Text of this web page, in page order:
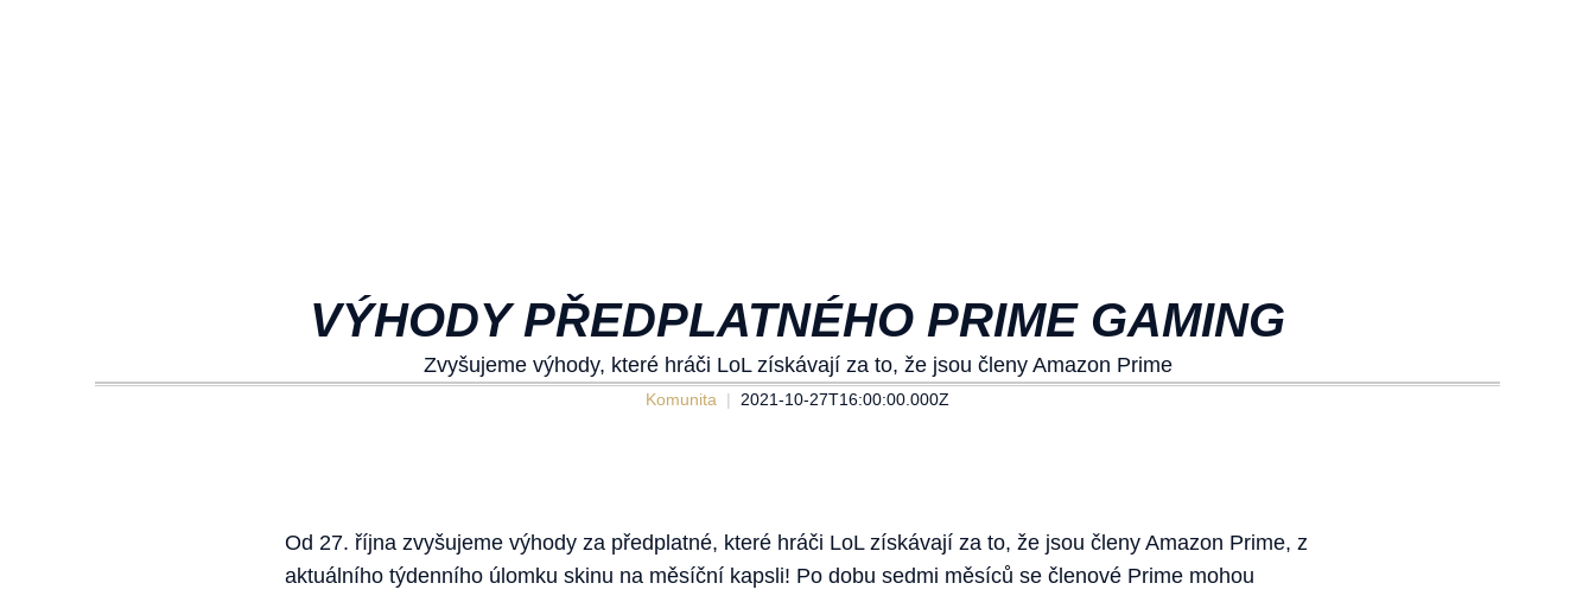
VÝHODY PŘEDPLATNÉHO PRIME GAMING
Zvyšujeme výhody, které hráči LoL získávají za to, že jsou členy Amazon Prime
Komunita 2021-10-27T16:00:00.000Z
Od 27. října zvyšujeme výhody za předplatné, které hráči LoL získávají za to, že jsou členy Amazon Prime, z
aktuálního týdenního úlomku skinu na měsíční kapsli! Po dobu sedmi měsíců se členové Prime mohou